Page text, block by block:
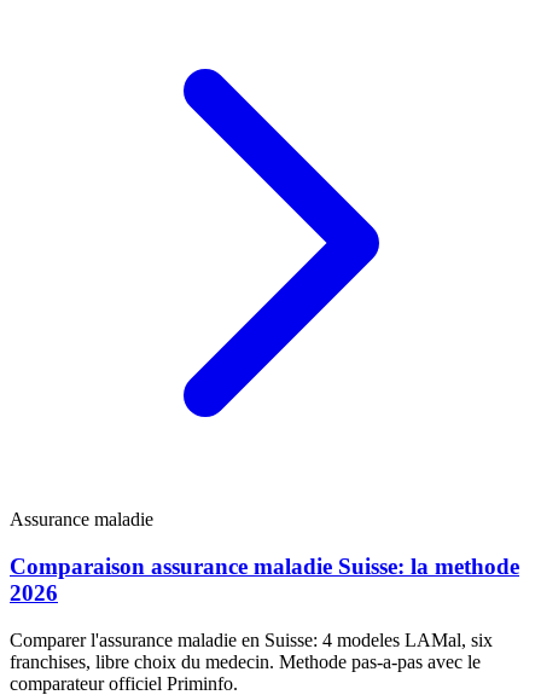
Assurance maladie
Comparaison assurance maladie Suisse: la methode
2026
Comparer l'assurance maladie en Suisse: 4 modeles LAMal, six
franchises, libre choix du medecin. Methode pas-a-pas avec le
comparateur officiel Priminfo.